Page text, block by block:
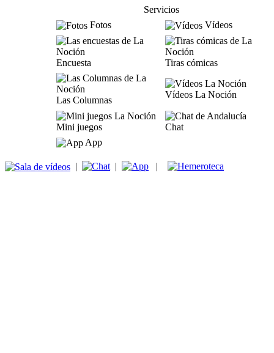
Servicios
Fotos
Vídeos
Encuesta Tiras cómicas
Las Columnas
Vídeos La Noción
Mini juegos
Chat
App
| | |